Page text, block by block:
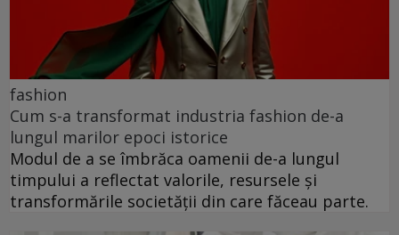
fashion
Cum s-a transformat industria fashion de-a
lungul marilor epoci istorice
Modul de a se îmbrăca oamenii de-a lungul
timpului a reflectat valorile, resursele și
transformările societății din care făceau parte.